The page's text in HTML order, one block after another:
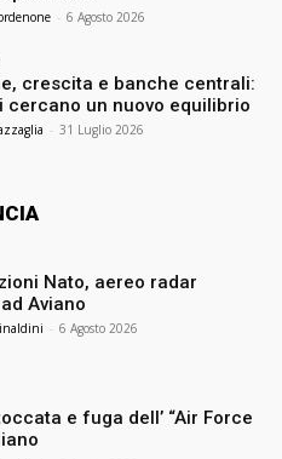
- 6 Agosto 2026
crescita e banche centrali:
cercano un nuovo equilibrio
- 31 Luglio 2026
Nato, aereo radar
ad Aviano
- 6 Agosto 2026
e fuga dell’ “Air Force